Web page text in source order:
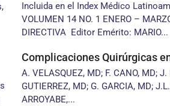
Incluida en el Index Médico
VOLUMEN 14 NO. 1 ENERO –
DIRECTIVA Editor Emérito: MARIO...
Complicaciones Quirúrgicas
A. VELASQUEZ, MD; F. CANO, MD; J.
GUTIERREZ, MD; G. GARCIA, MD;
ARROYABE,...